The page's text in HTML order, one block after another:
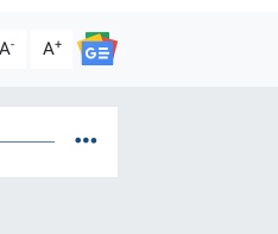
A- A+